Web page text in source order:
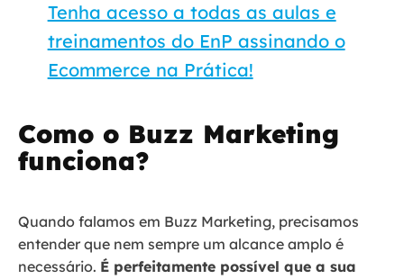
Tenha acesso a todas as aulas e
treinamentos do EnP assinando o
Ecommerce na Prática!
Como o Buzz Marketing
funciona?
Quando falamos em Buzz Marketing, precisamos
entender que nem sempre um alcance amplo é
necessário. É perfeitamente possível que a sua